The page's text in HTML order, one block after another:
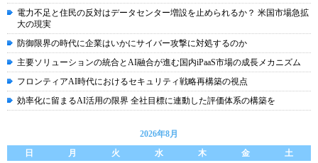
電力不足と住民の反対はデータセンター増設を止められるか？ 米国市場急拡
大の現実
防御限界の時代に企業はいかにサイバー攻撃に対処するのか
主要ソリューションの統合とAI融合が進む国内iPaaS市場の成長メカニズム
フロンティアAI時代におけるセキュリティ戦略再構築の視点
効率化に留まるAI活用の限界 全社目標に連動した評価体系の構築を
2026年8月
日
月 火 水 木 金
土